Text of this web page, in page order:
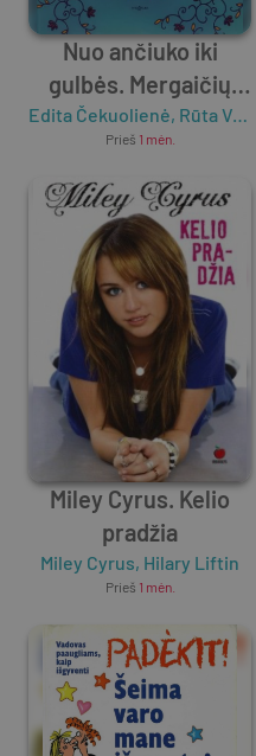
Nuo ančiuko iki
gulbės. Mergaičių
knyga
Edita Čekuolienė, Rūta Vainienė
Prieš 1 mėn.
Miley Cyrus. Kelio
pradžia
Miley Cyrus, Hilary Liftin
Prieš 1 mėn.